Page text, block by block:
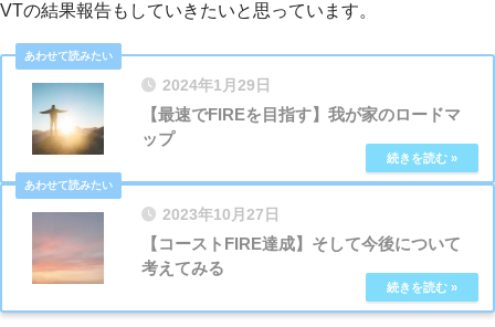
VTの結果報告もしていきたいと思っています。
2024年1月29日
【最速でFIREを目指す】我が家のロードマ
ップ
2023年10月27日
【コーストFIRE達成】そして今後について
考えてみる